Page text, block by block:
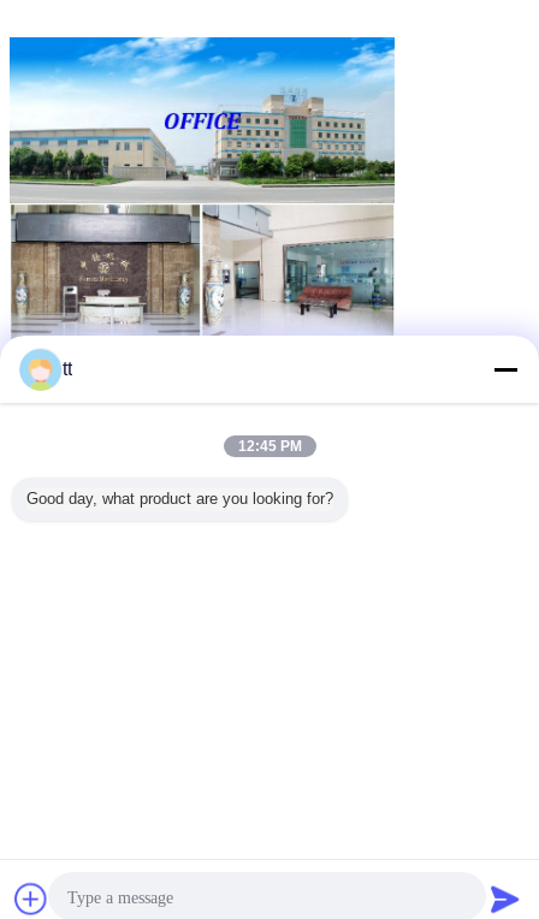
συζήτηση
tt
12:45 PM
Good day, what product are you looking for?